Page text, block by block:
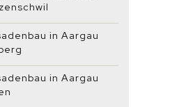
in Aargau
in Aargau